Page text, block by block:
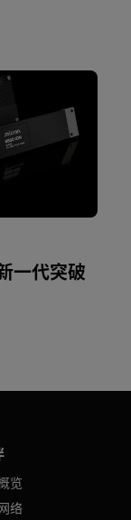
一代突破
览
络